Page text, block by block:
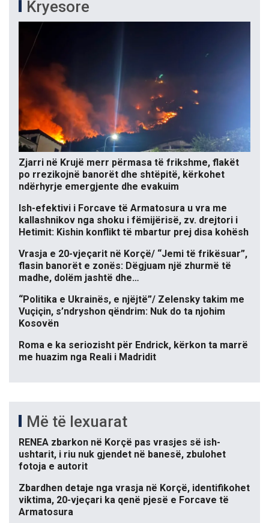
Kryesore
Zjarri në Krujë merr përmasa të frikshme, flakët
po rrezikojnë banorët dhe shtëpitë, kërkohet
ndërhyrje emergjente dhe evakuim
Ish-efektivi i Forcave të Armatosura u vra me
kallashnikov nga shoku i fëmijërisë, zv. drejtori i
Hetimit: Kishin konflikt të mbartur prej disa kohësh
Vrasja e 20-vjeçarit në Korçë/ “Jemi të frikësuar”,
flasin banorët e zonës: Dëgjuam një zhurmë të
madhe, dolëm jashtë dhe…
“Politika e Ukrainës, e njëjtë”/ Zelensky takim me
Vuçiçin, s’ndryshon qëndrim: Nuk do ta njohim
Kosovën
Roma e ka seriozisht për Endrick, kërkon ta marrë
me huazim nga Reali i Madridit
Më të lexuarat
RENEA zbarkon në Korçë pas vrasjes së ish-
ushtarit, i riu nuk gjendet në banesë, zbulohet
fotoja e autorit
Zbardhen detaje nga vrasja në Korçë, identifikohet
viktima, 20-vjeçari ka qenë pjesë e Forcave të
Armatosura